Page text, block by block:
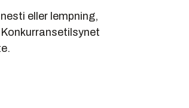
eller lempning,